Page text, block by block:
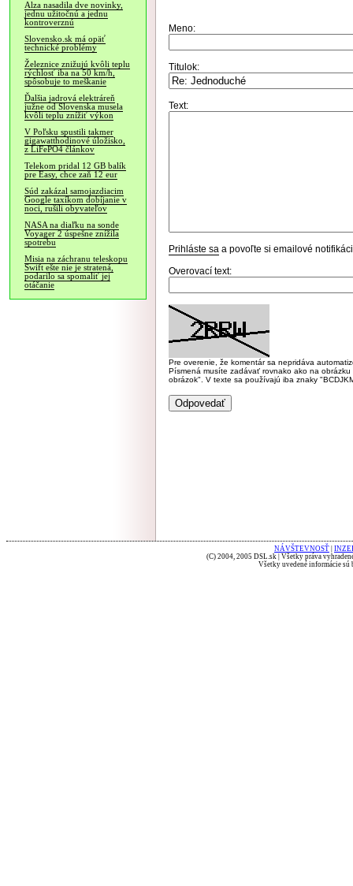
Alza nasadila dve novinky,
jednu užitočnú a jednu
kontroverznú
Slovensko.sk má opäť
technické problémy
Železnice znižujú kvôli teplu
rýchlosť iba na 50 km/h,
spôsobuje to meškanie
Ďalšia jadrová elektráreň
južne od Slovenska musela
kvôli teplu znížiť výkon
V Poľsku spustili takmer
gigawatthodinové úložisko,
z LiFePO4 článkov
Telekom pridal 12 GB balík
pre Easy, chce zaň 12 eur
Súd zakázal samojazdiacim
Google taxíkom dobíjanie v
noci, rušili obyvateľov
NASA na diaľku na sonde
Voyager 2 úspešne znížila
spotrebu
Misia na záchranu teleskopu
Swift ešte nie je stratená,
podarilo sa spomaliť jej
otáčanie
Meno:
Titulok:
Text:
Prihláste sa a povoľte si emailové
Overovací text:
Pre overenie, že komentár sa nepridáva
Písmená musíte zadávať rovnako ako na
obrázok". V texte sa používajú iba znaky
NÁVŠTEVNOSŤ
(C) 2004, 2005 DSL.sk | Všetky práva
Všetky uvedené informácie sú